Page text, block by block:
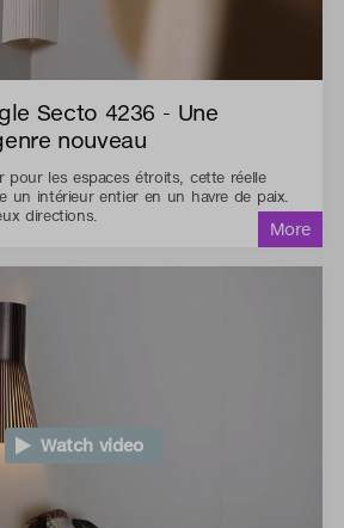
Secto 4236 - Une
nouveau
pour les espaces étroits, cette réelle
un intérieur entier en un havre de paix.
directions.
Watch video